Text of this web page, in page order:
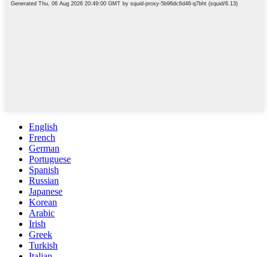
English
French
German
Portuguese
Spanish
Russian
Japanese
Korean
Arabic
Irish
Greek
Turkish